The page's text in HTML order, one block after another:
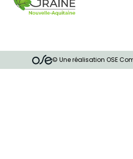
© Une réalisation OSE